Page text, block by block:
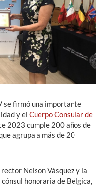
se firmó una importante
y el Cuerpo Consular de
2023 cumple 200 años de
agrupa a más de 20
Nelson Vásquez y la
honoraria de Bélgica,